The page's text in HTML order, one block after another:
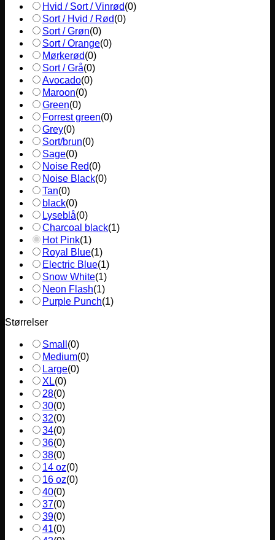
Hvid / Sort / Vinrød(0)
Sort / Hvid / Rød(0)
Sort / Grøn(0)
Sort / Orange(0)
Mørkerød(0)
Sort / Grå(0)
Avocado(0)
Maroon(0)
Green(0)
Forrest green(0)
Grey(0)
Sort/brun(0)
Sage(0)
Noise Red(0)
Noise Black(0)
Tan(0)
black(0)
Lyseblå(0)
Charcoal black(1)
Hot Pink(1)
Royal Blue(1)
Electric Blue(1)
Snow White(1)
Neon Flash(1)
Purple Punch(1)
Størrelser
Small (0)
Medium(0)
Large(0)
XL(0)
28(0)
30(0)
32(0)
34(0)
36(0)
38(0)
14 oz(0)
16 oz(0)
40(0)
37(0)
39(0)
41(0)